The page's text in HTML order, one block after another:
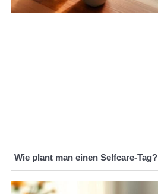
Wie plant man einen Selfcare-Tag?